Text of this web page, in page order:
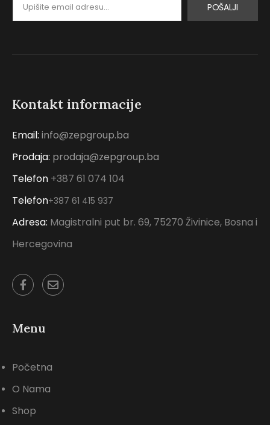
POŠALJI
Kontakt informacije
Email: info@zepgroup.ba
Prodaja: prodaja@zepgroup.ba
Telefon +387 61 074 104
Telefon+387 61 415 937
Adresa: Magistralni put br. 69, 75270 Živinice, Bosna i
Hercegovina
Menu
Početna
O Nama
Shop